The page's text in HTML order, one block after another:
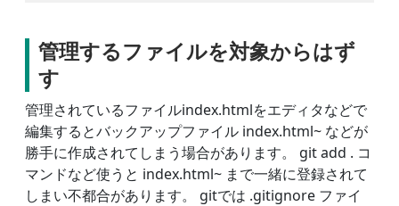
管理するファイルを対象からはず
す
管理されているファイルindex.htmlをエディタなどで
編集するとバックアップファイル index.html~ などが
勝手に作成されてしまう場合があります。 git add . コ
マンドなど使うと index.html~ まで一緒に登録されて
しまい不都合があります。 gitでは .gitignore ファイ